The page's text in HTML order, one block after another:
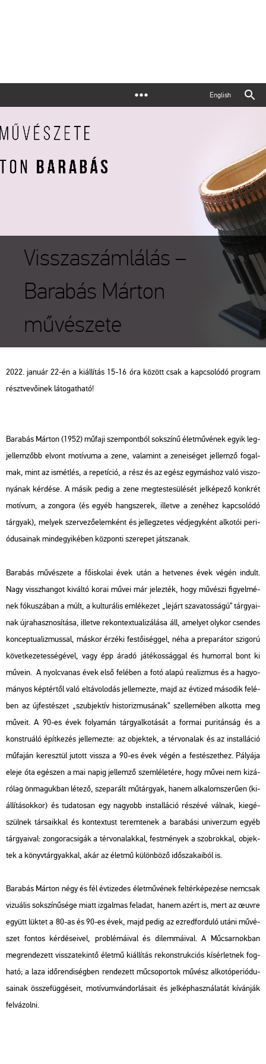
English
Visszaszámlálás –
Barabás Márton
művészete
2022. ja­nu­ár 22-én a ki­ál­lí­tás 15-16 óra kö­zött csak a kap­cso­ló­dó prog­ram
részt­ve­vő­i­nek lá­to­gat­ha­tó!
Ba­ra­bás Már­ton (1952) mű­fa­ji szem­pont­ból sok­szí­nű élet­mű­vé­nek egyik leg­
jel­lem­zőbb el­vont mo­tí­vu­ma a zene, va­la­mint a ze­ne­i­sé­get jel­lem­ző fo­gal­
mak, mint az is­mét­lés, a re­pe­tí­ció, a rész és az egész egy­más­hoz való vi­szo­
nyá­nak kér­dé­se. A másik pedig a zene meg­tes­te­sü­lé­sét jel­ké­pe­ző konk­rét
mo­tí­vum, a zon­go­ra (és egyéb hang­sze­rek, il­let­ve a ze­né­hez kap­cso­ló­dó
tár­gyak), me­lyek szer­ve­ző­elem­ként és jel­leg­ze­tes véd­jegy­ként al­ko­tói pe­ri­
ó­du­sa­i­nak mind­egyi­ké­ben köz­pon­ti sze­re­pet ját­sza­nak.
Ba­ra­bás mű­vé­sze­te a fő­is­ko­lai évek után a het­ve­nes évek végén in­dult.
Nagy vissz­han­got ki­vál­tó korai művei már je­lez­ték, hogy mű­vé­szi fi­gyel­mé­
nek fó­ku­szá­ban a múlt, a kul­tu­rá­lis em­lé­ke­zet „le­járt sza­va­tos­sá­gú” tár­gya­i­
nak új­ra­hasz­no­sí­tá­sa, il­let­ve re­kon­tex­tu­a­li­zá­lá­sa áll, ame­lyet oly­kor csen­des
kon­cep­tu­a­liz­mus­sal, más­kor ér­zé­ki fes­tő­i­ség­gel, néha a pre­pa­rá­tor szi­go­rú
kö­vet­ke­ze­tes­sé­gé­vel, vagy épp áradó já­té­kos­ság­gal és hu­mor­ral bont ki
mű­ve­in. A nyolc­va­nas évek első fe­lé­ben a fotó alapú re­a­liz­mus és a ha­gyo­
má­nyos kép­tér­től való el­tá­vo­lo­dás jel­le­mez­te, majd az év­ti­zed má­so­dik fe­lé­
ben az új­fes­té­szet „szub­jek­tív his­to­riz­mu­sá­nak” szel­le­mé­ben al­kot­ta meg
mű­ve­it. A 90-es évek fo­lya­mán tárgy­al­ko­tá­sát a for­mai pu­ri­tán­ság és a
konst­ru­á­ló épít­ke­zés jel­le­mez­te: az ob­jek­tek, a tér­vo­na­lak és az ins­tal­lá­ció
mű­fa­ján ke­resz­tül ju­tott vissza a 90-es évek végén a fes­té­szet­hez. Pá­lyá­ja
eleje óta egé­szen a mai napig jel­lem­ző szem­lé­le­té­re, hogy művei nem ki­zá­
ró­lag ön­ma­guk­ban lé­te­ző, sze­pa­rált mű­tár­gyak, hanem al­ka­lom­sze­rű­en (ki­
ál­lí­tá­sok­kor) és tu­da­to­san egy na­gyobb ins­tal­lá­ció ré­szé­vé vál­nak, ki­egé­
szül­nek tár­sa­ik­kal és kon­tex­tust te­rem­te­nek a ba­ra­bá­si uni­ver­zum egyéb
tár­gya­i­val: zon­go­ra­csi­gák a tér­vo­na­lak­kal, fest­mé­nyek a szob­rok­kal, ob­jek­
tek a könyv­tár­gyak­kal, akár az élet­mű kü­lön­bö­ző idő­sza­ka­i­ból is.
Ba­ra­bás Már­ton négy és fél év­ti­ze­des élet­mű­vé­nek fel­tér­ké­pe­zé­se nem­csak
vi­zu­á­lis sok­szí­nű­sé­ge miatt iz­gal­mas fel­adat, hanem azért is, mert az œuvre
együtt lük­tet a 80-as és 90-es évek, majd pedig az ez­red­for­du­ló utáni mű­vé­
szet fon­tos kér­dé­se­i­vel, prob­lé­má­i­val és di­lem­má­i­val. A Mű­csar­nok­ban
meg­ren­de­zett vissza­te­kin­tő élet­mű ki­ál­lí­tás re­konst­ruk­ci­ós kí­sér­let­nek fog­
ha­tó; a laza idő­ren­di­ség­ben ren­de­zett mű­cso­por­tok mű­vész al­ko­tó­pe­ri­ó­du­
sa­i­nak össze­füg­gé­se­it, mo­tí­vum­ván­dor­lá­sa­it és jel­kép­hasz­ná­la­tát kí­ván­ják
fel­vá­zol­ni.